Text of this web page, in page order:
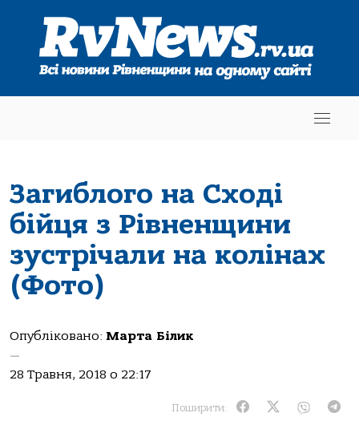
Загиблого на Сході
бійця з Рівненщини
зустрічали на колінах
(Фото)
Опубліковано: Марта Білик
—
28 Травня, 2018 о 22:17
Поширити: